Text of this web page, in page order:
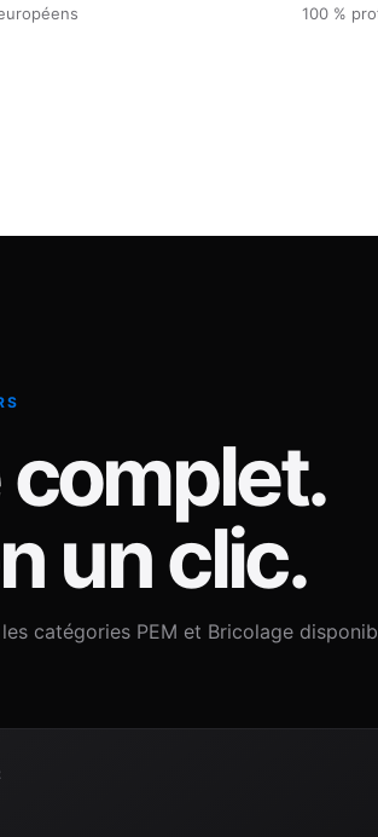
100 %
un clic.
catégories PEM et Bricolage